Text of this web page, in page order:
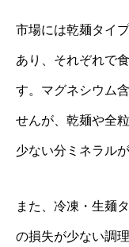
市場には乾麺タイ
あり、それぞれで
す。マグネシウム
せんが、乾麺や全
少ない分ミネラル
また、冷凍・生麺
の損失が少ない調